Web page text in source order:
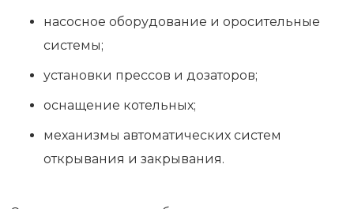
насосное оборудование и оросительные
системы;
установки прессов и дозаторов;
оснащение котельных;
механизмы автоматических систем
открывания и закрывания.